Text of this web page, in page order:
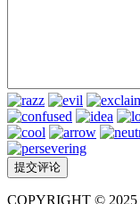
COPYRIGHT © 2025